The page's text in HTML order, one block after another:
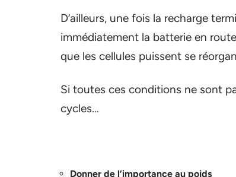
D’ailleurs, une fois la recharge
immédiatement la batterie en
que les cellules puissent se
Si toutes ces conditions ne sont
cycles…
Donner de l’importance au poids